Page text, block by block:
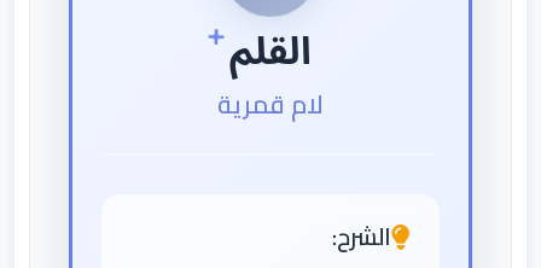
القلم
لام قمرية
الشرح: